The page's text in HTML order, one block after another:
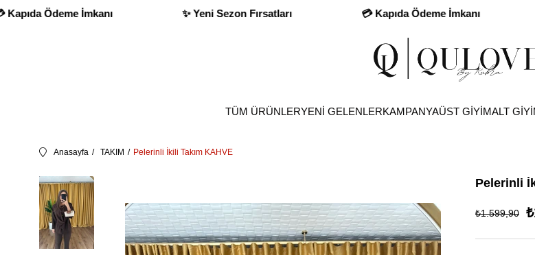
İmkanı ✨ Yeni Sezon Fırsatları 💳 Kapıda Ödeme İmkanı ✨
TÜM ÜRÜNLERYENİ GELENLERKAMPANYAÜST GİYİMALT
Anasayfa TAKIM Pelerinli İkili Takım KAHVE
Pelerinli
₺1.599,90